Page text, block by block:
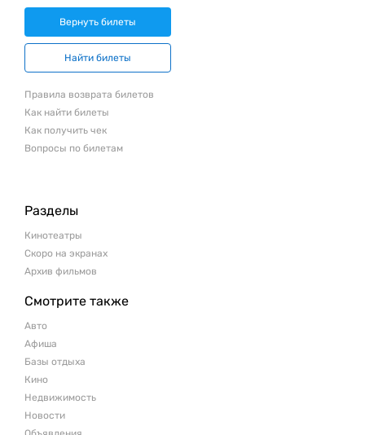
Вернуть билеты
Найти билеты
Правила возврата билетов
Как найти билеты
Как получить чек
Вопросы по билетам
Разделы
Кинотеатры
Скоро на экранах
Архив фильмов
Смотрите также
Авто
Афиша
Базы отдыха
Кино
Недвижимость
Новости